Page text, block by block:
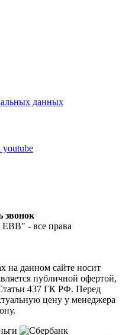
данных
звонок
- все права
на данном сайте носит
публичной офертой,
437 ГК РФ. Перед
цену у менеджера